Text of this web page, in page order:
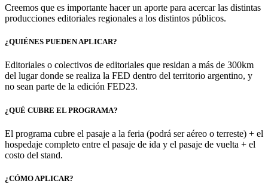
Creemos que es importante hacer un aporte para acercar las distintas
producciones editoriales regionales a los distintos públicos.
¿QUIÉNES PUEDEN APLICAR?
Editoriales o colectivos de editoriales que residan a más de 300km
del lugar donde se realiza la FED dentro del territorio argentino, y
no sean parte de la edición FED23.
¿QUÉ CUBRE EL PROGRAMA?
El programa cubre el pasaje a la feria (podrá ser aéreo o terreste) + el
hospedaje completo entre el pasaje de ida y el pasaje de vuelta + el
costo del stand.
¿CÓMO APLICAR?